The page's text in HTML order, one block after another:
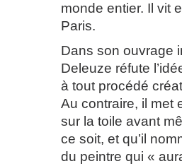
monde entier. Il vit
Paris.
Dans son ouvrage
Deleuze réfute
à tout procédé
Au contraire, il met
sur la toile avant
ce soit, et qu’il
du peintre qui «